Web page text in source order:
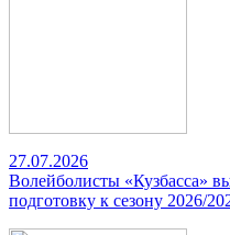
27.07.2026
Волейболисты «Кузбасса»
подготовку к сезону 2026/